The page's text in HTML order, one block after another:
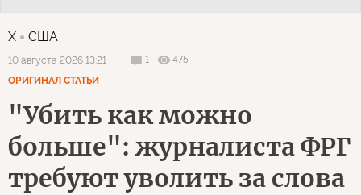
X США
10 августа 2026 13:21 1
475
ОРИГИНАЛ СТАТЬИ
"Убить как можно
больше": журналиста ФРГ
требуют уволить за слова